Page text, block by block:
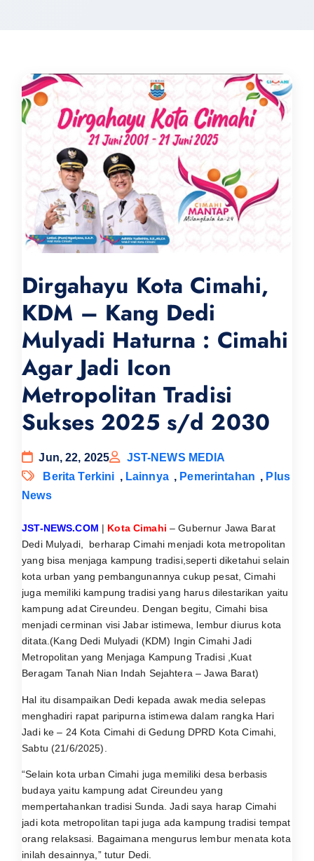
Dirgahayu Kota Cimahi,
KDM – Kang Dedi
Mulyadi Haturna : Cimahi
Agar Jadi Icon
Metropolitan Tradisi
Sukses 2025 s/d 2030
Jun, 22, 2025
JST-NEWS MEDIA
Berita Terkini , Lainnya , Pemerintahan , Plus
News
JST-NEWS.COM | Kota Cimahi – Gubernur Jawa Barat
Dedi Mulyadi, berharap Cimahi menjadi kota metropolitan
yang bisa menjaga kampung tradisi,seperti diketahui selain
kota urban yang pembangunannya cukup pesat, Cimahi
juga memiliki kampung tradisi yang harus dilestarikan yaitu
kampung adat Cireundeu. Dengan begitu, Cimahi bisa
menjadi cerminan visi Jabar istimewa, lembur diurus kota
ditata.(Kang Dedi Mulyadi (KDM) Ingin Cimahi Jadi
Metropolitan yang Menjaga Kampung Tradisi ,Kuat
Beragam Tanah Nian Indah Sejahtera – Jawa Barat)
Hal itu disampaikan Dedi kepada awak media selepas
menghadiri rapat paripurna istimewa dalam rangka Hari
Jadi ke – 24 Kota Cimahi di Gedung DPRD Kota Cimahi,
Sabtu (21/6/2025).
“Selain kota urban Cimahi juga memiliki desa berbasis
budaya yaitu kampung adat Cireundeu yang
mempertahankan tradisi Sunda. Jadi saya harap Cimahi
jadi kota metropolitan tapi juga ada kampung tradisi tempat
orang relaksasi. Bagaimana mengurus lembur menata kota
inilah desainnya,” tutur Dedi.